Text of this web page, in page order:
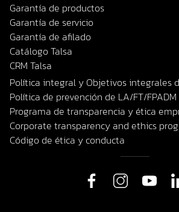
Garantía de productos
Garantía de servicio
Garantía de afilado
Catálogo Talsa
CRM Talsa
Política integral y Objetivos integrales
Política de prevención de LA/FT/FPADM
Programa de transparencia y ética
Corporate transparency and ethics
Código de ética y conducta